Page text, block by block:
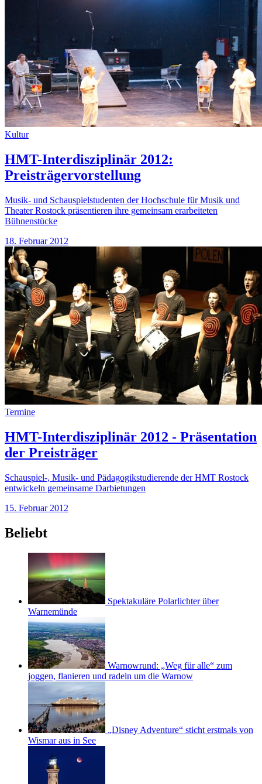
Kultur
HMT-Interdisziplinär 2012:
Preisträgervorstellung
Musik- und Schauspielstudenten der Hochschule für Musik und
Theater Rostock präsentieren ihre gemeinsam erarbeiteten
Bühnenstücke
18. Februar 2012
Termine
HMT-Interdisziplinär 2012 - Präsentation
der Preisträger
Schauspiel-, Musik- und Pädagogikstudierende der HMT Rostock
entwickeln gemeinsame Darbietungen
15. Februar 2012
Beliebt
Spektakuläre Polarlichter über
Warnemünde
Warnowrund: „Weg für alle“ zum
joggen, flanieren und radeln um die Warnow
„Disney Adventure“ sticht erstmals von
Wismar aus in See